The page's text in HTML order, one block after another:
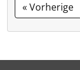
« Vorherige